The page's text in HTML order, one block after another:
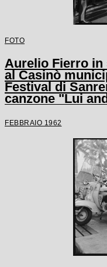
FOTO
Aurelio Fierro in
al Casinò
Festival di
canzone "Lui
FEBBRAIO 1962